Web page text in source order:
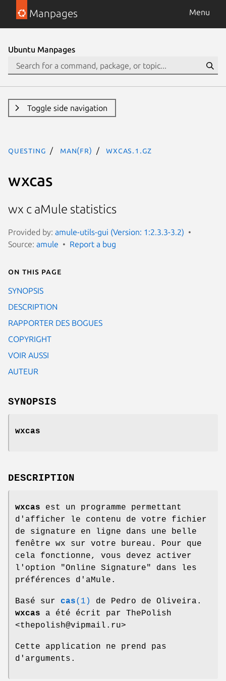
Manpages Menu
Ubuntu Manpages
Toggle side navigation
questing man(fr) wxcas.1.gz
wxcas
wx c aMule statistics
Provided by: amule-utils-gui (Version: 1:2.3.3-3.2)
Source: amule Report a bug
On this page
SYNOPSIS
DESCRIPTION
RAPPORTER DES BOGUES
COPYRIGHT
VOIR AUSSI
AUTEUR
SYNOPSIS
wxcas
DESCRIPTION
wxcas est un programme permettant
d'afficher le contenu de votre fichier
de signature en ligne dans une belle
fenêtre wx sur votre bureau. Pour que
cela fonctionne, vous devez activer
l'option "Online Signature" dans les
préférences d'aMule.
Basé sur cas(1)
de Pedro de Oliveira.
wxcas a été écrit par ThePolish
<thepolish@vipmail.ru>
Cette application ne prend pas
d'arguments.